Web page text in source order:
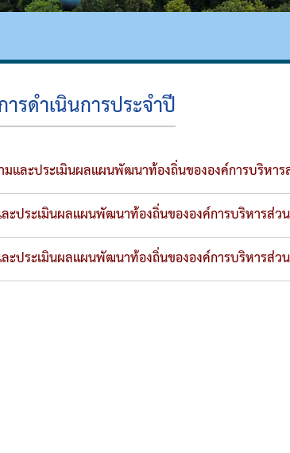
ารดำเนินงานตามแผนการดำเนินงาน
เพื่อเสริมสร้างคุณธรรมและความโปร่งใส
ห้บริการประชาชน
รดำเนินการประจำปี
มและประเมินผลแผนพัฒนาท้องถิ่นขององค์การบริห
ะประเมินผลแผนพัฒนาท้องถิ่นขององค์การบริหาร
ะประเมินผลแผนพัฒนาท้องถิ่นขององค์การบริหาร